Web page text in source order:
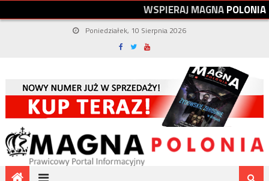
WSPIERAJMAGNAPOLONIA
Poniedziałek, 10 Sierpnia 2026